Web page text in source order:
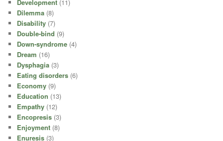
Development (11)
Dilemma (8)
Disability (7)
Double-bind (9)
Down-syndrome (4)
Dream (16)
Dysphagia (3)
Eating disorders (6)
Economy (9)
Education (13)
Empathy (12)
Encopresis (3)
Enjoyment (8)
Enuresis (3)